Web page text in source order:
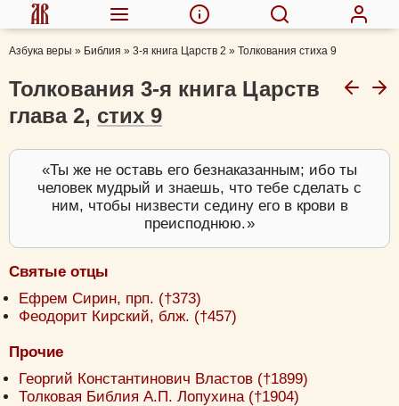
Азбука веры » Библия » 3-я книга Царств 2 » Толкования стиха 9
Толкования 3-я книга Царств
глава 2, стих 9
Ты же не оставь его безнаказанным; ибо ты
человек мудрый и знаешь, что тебе сделать с
ним, чтобы низвести седину его в крови в
преисподнюю.
Святые отцы
Ефрем Сирин, прп. (†373)
Феодорит Кирский, блж. (†457)
Прочие
Георгий Константинович Властов (†1899)
Толковая Библия А.П. Лопухина (†1904)